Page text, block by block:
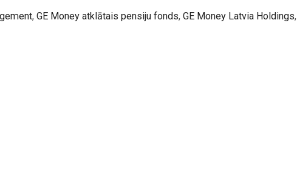
, GE Money atklātais pensiju fonds, GE Money Latvia Holdings,